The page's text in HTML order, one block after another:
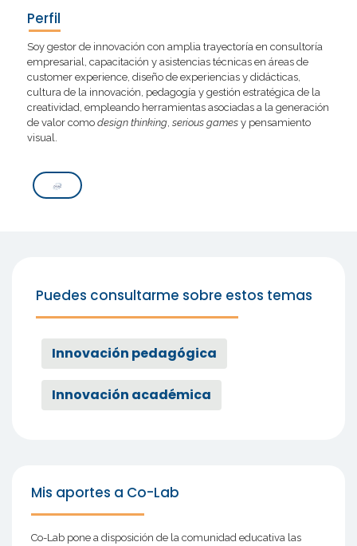
Perfil
Soy gestor de innovación con amplia trayectoría en consultoría
empresarial, capacitación y asistencias técnicas en áreas de
customer experience, diseño de experiencias y didácticas,
cultura de la innovación, pedagogía y gestión estratégica de la
creatividad, empleando herramientas asociadas a la generación
de valor como design thinking, serious games y pensamiento
visual.
Puedes consultarme sobre estos temas
Innovación pedagógica
Innovación académica
Mis aportes a Co-Lab
Co-Lab pone a disposición de la comunidad educativa las